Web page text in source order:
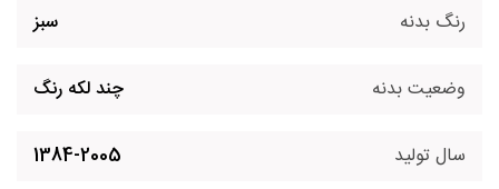
رنگ بدنه سبز
وضعیت بدنه چند لکه رنگ
سال تولید 1384-2005